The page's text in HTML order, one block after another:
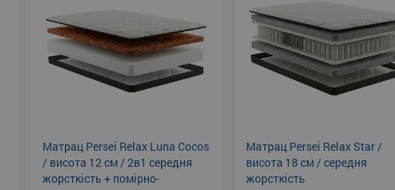
Матрац Persei Relax Luna Cocos
/ висота 12 см / 2в1 середня
жорсткість + помірно-
Матрац Persei Relax Star /
висота 18 см / середня
жорсткість